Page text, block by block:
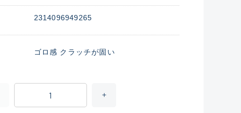
2314096949265
ゴロ感 クラッチが固い